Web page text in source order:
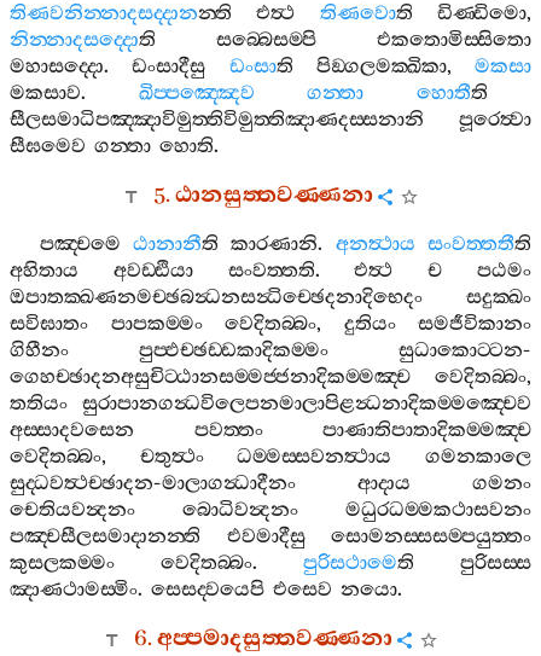
තිණවනින‍්නාදසද‍්දානන‍්ති එත්‍ථ තිණවොති ඩිණ‍්ඩිමො,
නින‍්නාදසද‍්දොති සබ‍්බෙසම‍්පි
එකතොමිස‍්සිතො
මහාසද‍්දො.ඩංසාදීසු ඩංසාති පිඞ‍්ගලමක‍්ඛිකා, මකසා
මකසාව. ඛිප‍්පඤ‍්ඤෙව ගන‍්තා හොතීති
සීලසමාධිපඤ‍්ඤාවිමුත‍්තිවිමුත‍්තිඤාණදස‍්සනානි
පූරෙත්‍වා
සීඝමෙව ගන‍්තා හොති.
5.ඨානසුත‍්තවණ‍්ණනා
පඤ‍්චමෙ ඨානානීති කාරණානි. අනත්‍ථාය සංවත‍්තතීති
අහිතාය
අවඩ‍්ඪියා සංවත‍්තති.එත්‍ථ ච
පඨමං
ඔපාතක‍්ඛණනමච‍්ඡබන්‍ධනසන්‍ධිච‍්ඡෙදනාදිභෙදං
සදුක‍්ඛං
සවිඝාතං
පාපකම‍්මං වෙදිතබ‍්බං, දුතියං
සමජීවිකානං
ගිහීනං
පුප‍්ඵච‍්ඡඩ‍්ඩකාදිකම‍්මං සුධාකොට‍්ටන-
ගෙහච‍්ඡාදනඅසුචිට‍්ඨානසම‍්මජ‍්ජනාදිකම‍්මඤ‍්ච
වෙදිතබ‍්බං,
තතියං
සුරාපානගන්‍ධවිලෙපනමාලාපිළන්‍ධනාදිකම‍්මඤ‍්චෙව
අස‍්සාදවසෙන
පවත‍්තං
පාණාතිපාතාදිකම‍්මඤ‍්ච
වෙදිතබ‍්බං, චතුත්‍ථං ධම‍්මස‍්සවනත්‍ථාය
ගමනකාලෙ
සුද‍්ධවත්‍ථච‍්ඡාදන-මාලාගන්‍ධාදීනං ආදාය
ගමනං
චෙතියවන්‍දනං
බොධිවන්‍දනං
මධුරධම‍්මකථාසවනං
පඤ‍්චසීලසමාදානන‍්ති
එවමාදීසු
සොමනස‍්සසම‍්පයුත‍්තං
කුසලකම‍්මං
වෙදිතබ‍්බං. පුරිසථාමෙති
පුරිසස‍්ස
ඤාණථාමස‍්මිං. සෙසද‍්වයෙපි එසෙව නයො.
6.අප‍්පමාදසුත‍්තවණ‍්ණනා